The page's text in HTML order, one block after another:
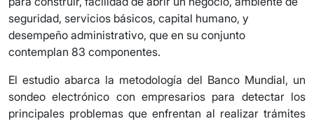
seguridad, servicios básicos, capital humano, y
desempeño administrativo, que en su conjunto
contemplan 83 componentes.
El estudio abarca la metodología del Banco Mundial, un
sondeo electrónico con empresarios para detectar los
principales problemas que enfrentan al realizar trámites